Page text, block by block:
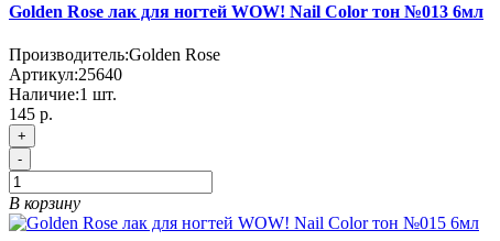
Golden Rose лак для ногтей WOW! Nail Color тон №013 6мл
Производитель:Golden Rose
Артикул:25640
Наличие:1 шт.
145 р.
+
-
В корзину